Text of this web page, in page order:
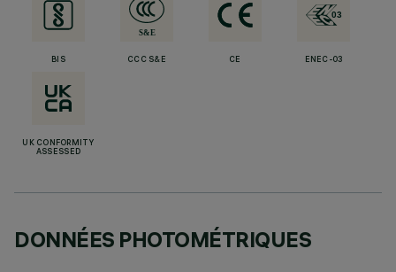
BIS CCC S&E CE ENEC-03
UK CONFORMITY
ASSESSED
DONNÉES PHOTOMÉTRIQUES